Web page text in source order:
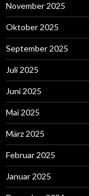
November 2025
Oktober 2025
September 2025
Juli 2025
Juni 2025
Mai 2025
März 2025
Februar 2025
Januar 2025